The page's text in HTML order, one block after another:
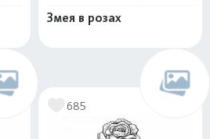
Змея в розах
685